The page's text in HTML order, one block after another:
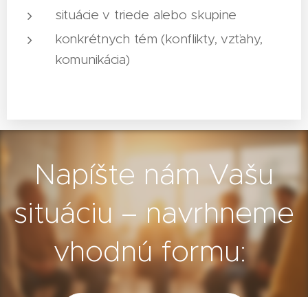
situácie v triede alebo skupine
konkrétnych tém (konflikty, vzťahy,
komunikácia)
Napíšte nám Vašu
situáciu – navrhneme
vhodnú formu: